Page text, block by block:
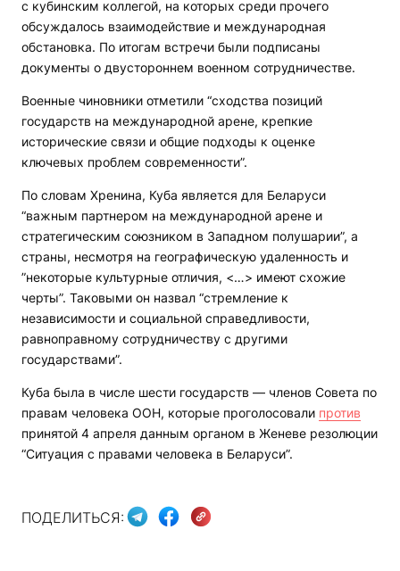
с кубинским коллегой, на которых среди прочего
обсуждалось взаимодействие и международная
обстановка. По итогам встречи были подписаны
документы о двустороннем военном сотрудничестве.
Военные чиновники отметили “сходства позиций
государств на международной арене, крепкие
исторические связи и общие подходы к оценке
ключевых проблем современности”.
По словам Хренина, Куба является для Беларуси
“важным партнером на международной арене и
стратегическим союзником в Западном полушарии”, а
страны, несмотря на географическую удаленность и
”некоторые культурные отличия, <…> имеют схожие
черты”. Таковыми он назвал “стремление к
независимости и социальной справедливости,
равноправному сотрудничеству с другими
государствами”.
Куба была в числе шести государств — членов Совета по
правам человека ООН, которые проголосовали против
принятой 4 апреля данным органом в Женеве резолюции
“Ситуация с правами человека в Беларуси”.
ПОДЕЛИТЬСЯ: